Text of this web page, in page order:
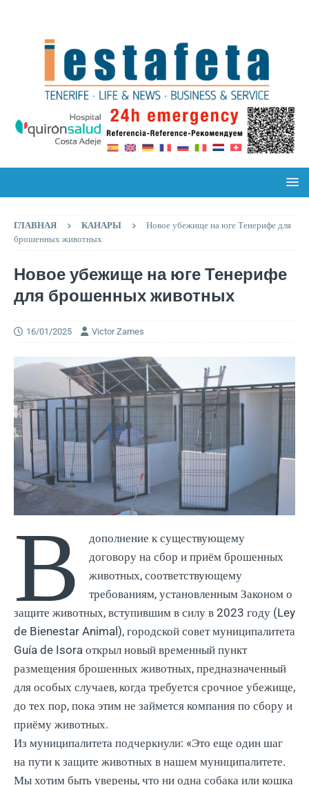
ГЛАВНАЯ КАНАРЫ
Новое убежище на юге Тенерифе для
брошенных животных
Новое убежище на юге Тенерифе
для брошенных животных
16/01/2025 Victor Zames
В
дополнение к существующему
договору на сбор и приём брошенных
животных, соответствующему
требованиям, установленным Законом о
защите животных, вступившим в силу в 2023 году (Ley
de Bienestar Animal), городской совет муниципалитета
Guía de Isora открыл новый временный пункт
размещения брошенных животных, предназначенный
для особых случаев, когда требуется срочное убежище,
до тех пор, пока этим не займется компания по сбору и
приёму животных.
Из муниципалитета подчеркнули: «Это еще один шаг
на пути к защите животных в нашем муниципалитете.
Мы хотим быть уверены, что ни одна собака или кошка